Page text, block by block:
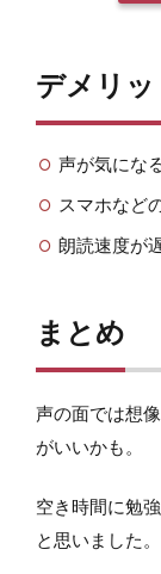
デメリッ
声が気にな
スマホなど
朗読速度が
まとめ
声の面では想
がいいかも。
空き時間に勉
と思いました。